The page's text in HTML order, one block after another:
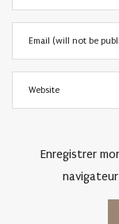
Enregistrer